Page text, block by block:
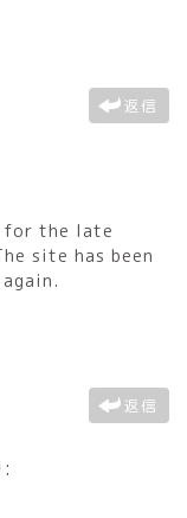
返信
for the late
site has been
返信